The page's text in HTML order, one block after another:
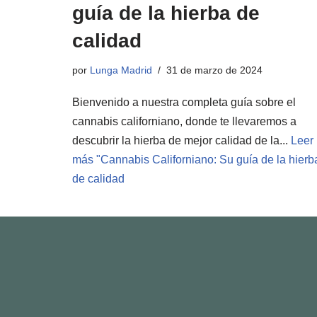
guía de la hierba de
calidad
por Lunga Madrid 31 de marzo de 2024
Bienvenido a nuestra completa guía sobre el
cannabis californiano, donde te llevaremos a
descubrir la hierba de mejor calidad de la... Leer
más "Cannabis Californiano: Su guía de la
de calidad